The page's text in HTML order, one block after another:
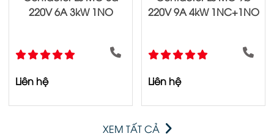
220V 6A 3kW 1NO
Liên hệ
220V 9A 4kW 1NC+1NO
Liên hệ
XEM TẤT CẢ